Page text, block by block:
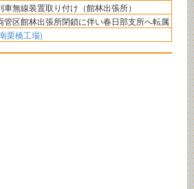
車無線装置取り付け（館林出張所）
管区館林出張所閉鎖に伴い春日部支所へ転属
栗橋工場)